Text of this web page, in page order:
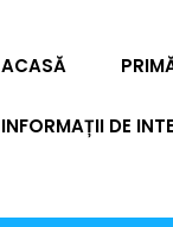
ACASĂ
INFORMAȚII DE